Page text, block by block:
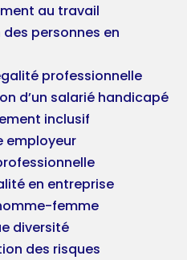
au travail
personnes en
professionnelle
d’un salarié handicapé
inclusif
employeur
en entreprise
femme
diversité
des risques